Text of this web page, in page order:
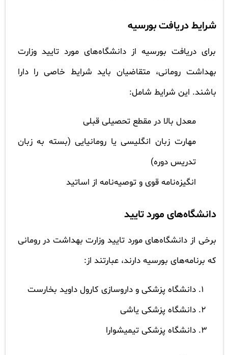
شرایط دریافت بورسیه
برای دریافت بورسیه از دانشگاه‌های مورد تایید وزارت
بهداشت رومانی، متقاضیان باید شرایط خاصی را دارا
باشند. این شرایط شامل:
معدل بالا در مقطع تحصیلی قبلی
مهارت زبان انگلیسی یا رومانیایی (بسته به زبان
تدریس دوره)
انگیزه‌نامه قوی و توصیه‌نامه از اساتید
دانشگاه‌های مورد تایید
برخی از دانشگاه‌های مورد تایید وزارت بهداشت در رومانی
که برنامه‌های بورسیه دارند، عبارتند از:
دانشگاه پزشکی و داروسازی کارول داوید بخارست
دانشگاه پزشکی یاشی
دانشگاه پزشکی تیمیشوارا